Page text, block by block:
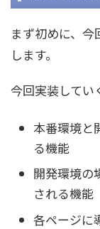
まず初めに、
します。
今回実装してい
本番環境と
る機能
開発環境の
される機能
各ページに